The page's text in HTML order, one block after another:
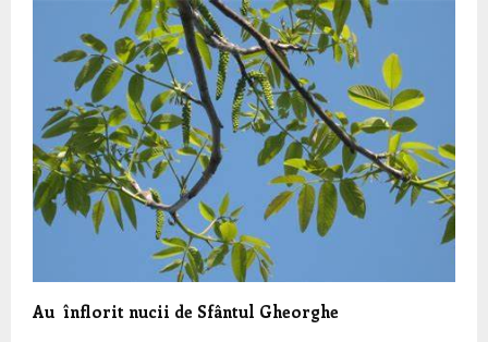
Au înflorit nucii de Sfântul Gheorghe